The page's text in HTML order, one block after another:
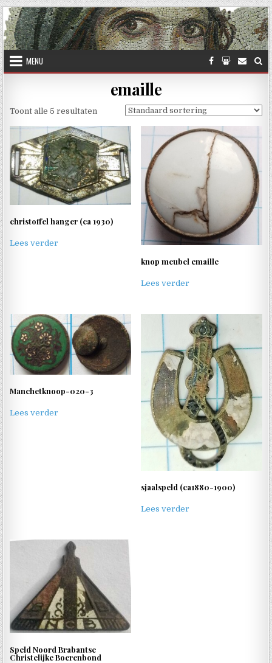
Skip to content
MENU
emaille
Toont alle 5 resultaten
christoffel hanger (ca 1930)
Lees verder
knop meubel emaille
Lees verder
Manchetknoop-020-3
Lees verder
sjaalspeld (ca1880-1900)
Lees verder
Speld Noord Brabantse
Christelijke Boerenbond